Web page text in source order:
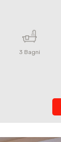
3 Bagni